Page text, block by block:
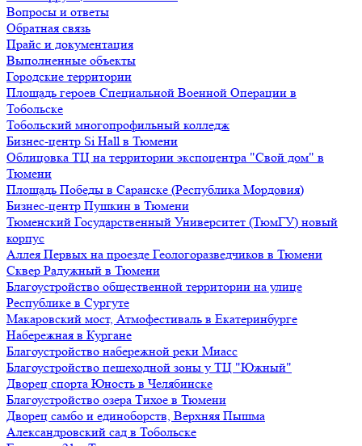
Вопросы и ответы
Обратная связь
Прайс и документация
Выполненные объекты
Городские территории
Площадь героев Специальной Военной Операции в
Тобольске
Тобольский многопрофильный колледж
Бизнес-центр Si Hall в Тюмени
Облицовка ТЦ на территории экспоцентра "Свой дом" в
Тюмени
Площадь Победы в Саранске (Республика Мордовия)
Бизнес-центр Пушкин в Тюмени
Тюменский Государственный Университет (ТюмГУ) новый
корпус
Аллея Первых на проезде Геологоразведчиков в Тюмени
Сквер Радужный в Тюмени
Благоустройство общественной территории на улице
Республике в Сургуте
Макаровский мост, Атмофестиваль в Екатеринбурге
Набережная в Кургане
Благоустройство набережной реки Миасс
Благоустройство пешеходной зоны у ТЦ "Южный"
Дворец спорта Юность в Челябинске
Благоустройство озера Тихое в Тюмени
Дворец самбо и единоборств, Верхняя Пышма
Александровский сад в Тобольске